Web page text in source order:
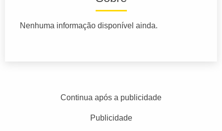
Nenhuma informação disponível ainda.
Continua após a publicidade
Publicidade